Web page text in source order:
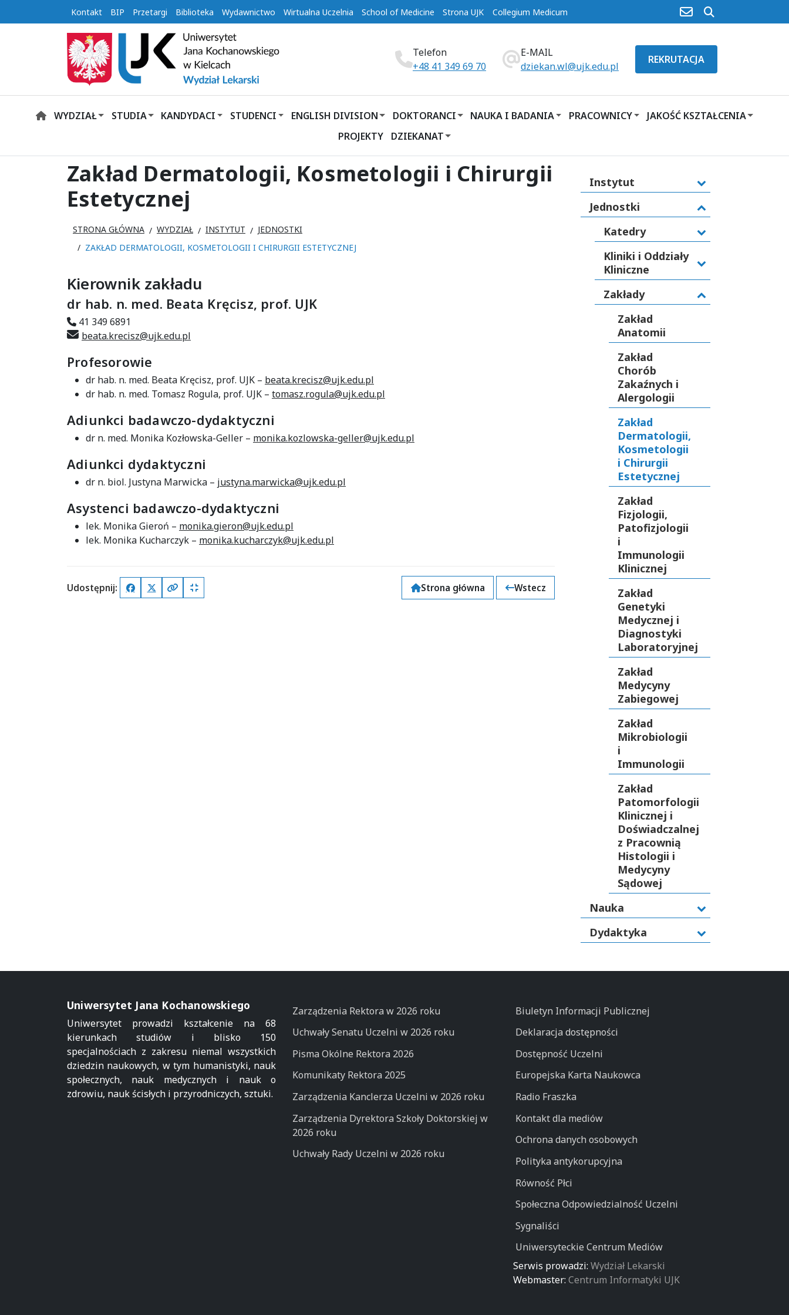
Kontakt BIP Przetargi Biblioteka Wydawnictwo Wirtualna Uczelnia School of Medicine Strona UJK Collegium Medicum poczta
Telefon
+48 41 349 69 70
E-MAIL
dziekan.wl@ujk.edu.pl
REKRUTACJA
HOMEWYDZIAŁ STUDIA KANDYDACI STUDENCI ENGLISH DIVISION DOKTORANCI NAUKA I BADANIA PRACOWNICY
JAKOŚĆ KSZTAŁCENIA
PROJEKTY
DZIEKANAT
Zakład Dermatologii, Kosmetologii i Chirurgii
Estetycznej
STRONA GŁÓWNA WYDZIAŁ INSTYTUT
JEDNOSTKI
ZAKŁAD DERMATOLOGII, KOSMETOLOGII I CHIRURGII ESTETYCZNEJ
Kierownik zakładu
dr hab. n. med. Beata Kręcisz, prof. UJK
41 349 6891
beata.krecisz@ujk.edu.pl
Profesorowie
dr hab. n. med. Beata Kręcisz, prof. UJK – beata.krecisz@ujk.edu.pl
dr hab. n. med. Tomasz Rogula, prof. UJK – tomasz.rogula@ujk.edu.pl
Adiunkci badawczo-dydaktyczni
dr n. med. Monika Kozłowska-Geller – monika.kozlowska-geller@ujk.edu.pl
Adiunkci dydaktyczni
dr n. biol. Justyna Marwicka – justyna.marwicka@ujk.edu.pl
Asystenci badawczo-dydaktyczni
lek. Monika Gieroń – monika.gieron@ujk.edu.pl
lek. Monika Kucharczyk – monika.kucharczyk@ujk.edu.pl
Udostępnij: FacebookX (Twitter)
Kopiuj pełny link
Kopiuj krótki link Strona główna Wstecz
Instytut
Jednostki
Katedry
Kliniki i Oddziały
Kliniczne
Zakłady
Zakład
Anatomii
Zakład
Chorób
Zakaźnych i
Alergologii
Zakład
Dermatologii,
Kosmetologii
i Chirurgii
Estetycznej
Zakład
Fizjologii,
Patofizjologii
i
Immunologii
Klinicznej
Zakład
Genetyki
Medycznej i
Diagnostyki
Laboratoryjnej
Zakład
Medycyny
Zabiegowej
Zakład
Mikrobiologii
i
Immunologii
Zakład
Patomorfologii
Klinicznej i
Doświadczalnej
z Pracownią
Histologii i
Medycyny
Sądowej
Nauka
Dydaktyka
Uniwersytet Jana Kochanowskiego
Uniwersytet prowadzi kształcenie na 68
kierunkach studiów i blisko 150
specjalnościach z zakresu niemal wszystkich
dziedzin naukowych, w tym humanistyki, nauk
społecznych, nauk medycznych i nauk o
zdrowiu, nauk ścisłych i przyrodniczych, sztuki.
Zarządzenia Rektora w 2026 roku
Uchwały Senatu Uczelni w 2026 roku
Pisma Okólne Rektora 2026
Komunikaty Rektora 2025
Zarządzenia Kanclerza Uczelni w 2026 roku
Zarządzenia Dyrektora Szkoły Doktorskiej w
2026 roku
Uchwały Rady Uczelni w 2026 roku
Biuletyn Informacji Publicznej
Deklaracja dostępności
Dostępność Uczelni
Europejska Karta Naukowca
Radio Fraszka
Kontakt dla mediów
Ochrona danych osobowych
Polityka antykorupcyjna
Równość Płci
Społeczna Odpowiedzialność Uczelni
Sygnaliści
Uniwersyteckie Centrum Mediów
Serwis prowadzi: Wydział Lekarski
Webmaster: Centrum Informatyki UJK